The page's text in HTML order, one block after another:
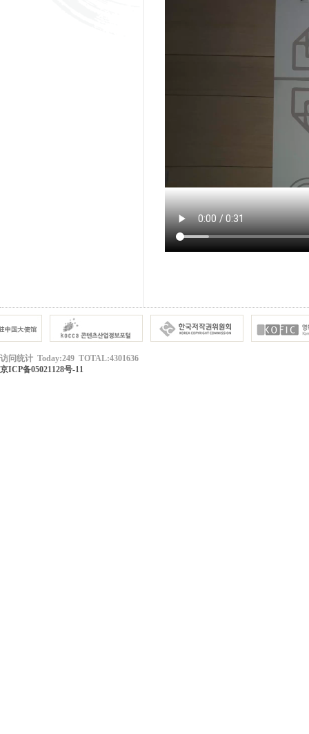
访问统计 Today:249 TOTAL:4301636
京ICP备05021128号-11